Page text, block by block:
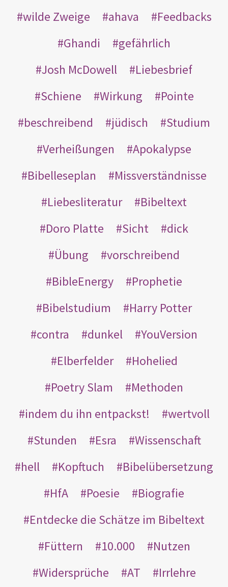
wilde Zweige ahava
Feedbacks
Ghandi
gefährlich
Josh McDowell
Liebesbrief
Schiene
Wirkung
Pointe
beschreibend
jüdisch
Studium
Verheißungen
Apokalypse
Bibelleseplan
Missverständnisse
Liebesliteratur
Bibeltext
Doro Platte
Sicht
dick
Übung
vorschreibend
BibleEnergy
Prophetie
Bibelstudium
Harry Potter
contra
dunkel
YouVersion
Elberfelder
Hohelied
Poetry Slam
Methoden
indem du ihn entpackst!
wertvoll
Stunden
Esra
Wissenschaft
hell
Kopftuch
Bibelübersetzung
HfA
Poesie
Biografie
Entdecke die Schätze im Bibeltext
Füttern
10.000
Nutzen
Widersprüche
AT
Irrlehre